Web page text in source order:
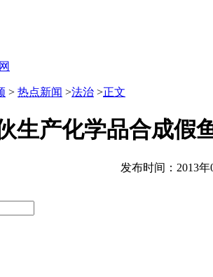
> 热点新闻 >法治 >正文
生产化学品合成假
发布时间：2013年